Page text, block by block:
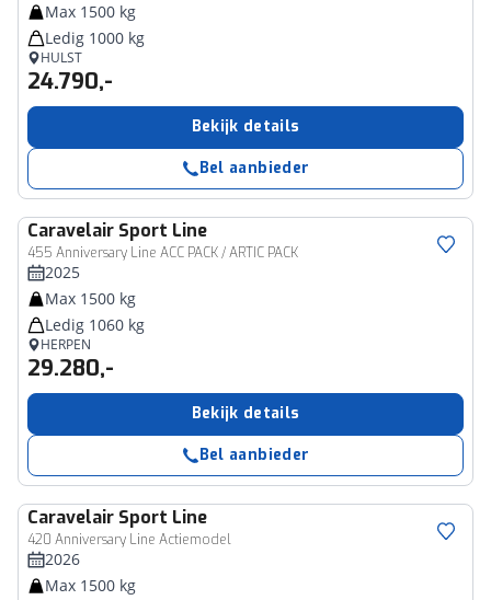
Max 1500 kg
Ledig 1000 kg
HULST
24.790,-
Bekijk details
Bel aanbieder
Caravelair Sport Line
455 Anniversary Line ACC PACK / ARTIC PACK
2025
Max 1500 kg
Ledig 1060 kg
HERPEN
29.280,-
Bekijk details
Bel aanbieder
Caravelair Sport Line
420 Anniversary Line Actiemodel
2026
Max 1500 kg